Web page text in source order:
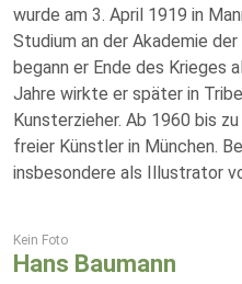
wurde am 3. April 1919 in
Studium an der Akademie
begann er Ende des Krieges
Jahre wirkte er später in
Kunsterzieher. Ab 1960 bis
freier Künstler in München.
insbesondere als Illustrator
Kein Foto
Hans Baumann